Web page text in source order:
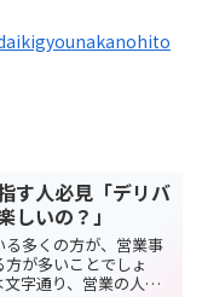
す人必見「デリバ
しいの？」
る多くの方が、営業事
が多いことでしょ
字通り、営業の人間